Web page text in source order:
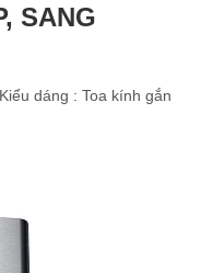
SANG
dáng : Toa kính gắn